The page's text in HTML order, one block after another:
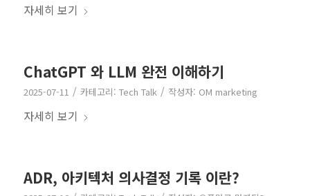
자세히 보기
ChatGPT 와 LLM 완전 이해하기
2025-07-11 / 카테고리: Tech Talk / 작성자: OM marketing
자세히 보기
ADR, 아키텍처 의사결정 기록 이란?